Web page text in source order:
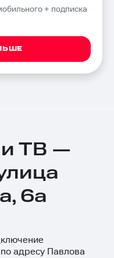
+ подписка
и ТВ —
6а
адресу Павлова